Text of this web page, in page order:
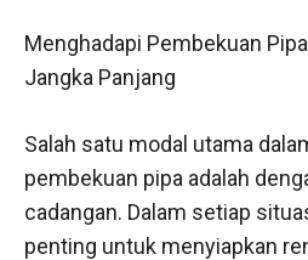
Menghadapi Pembekuan
Jangka Panjang
Salah satu modal utama
pembekuan pipa adalah
cadangan. Dalam setiap
penting untuk menyiapkan